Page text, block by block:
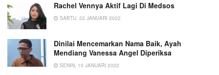
Rachel Vennya Aktif Lagi Di Medsos
SABTU, 22 JANUARI 2022
Dinilai Mencemarkan Nama Baik, Ayah
Mendiang Vanessa Angel Diperiksa
SENIN, 10 JANUARI 2022